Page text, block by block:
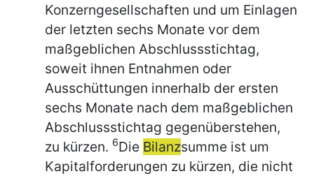
Konzerngesellschaften und um Einlagen
der letzten sechs Monate vor dem
maßgeblichen Abschlussstichtag,
soweit ihnen Entnahmen oder
Ausschüttungen innerhalb der ersten
sechs Monate nach dem maßgeblichen
Abschlussstichtag gegenüberstehen,
zu kürzen. 6Die Bilanzsumme ist um
Kapitalforderungen zu kürzen, die nicht